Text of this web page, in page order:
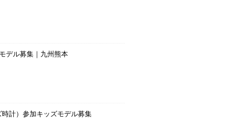
デル募集｜九州熊本
時計）参加キッズモデル募集